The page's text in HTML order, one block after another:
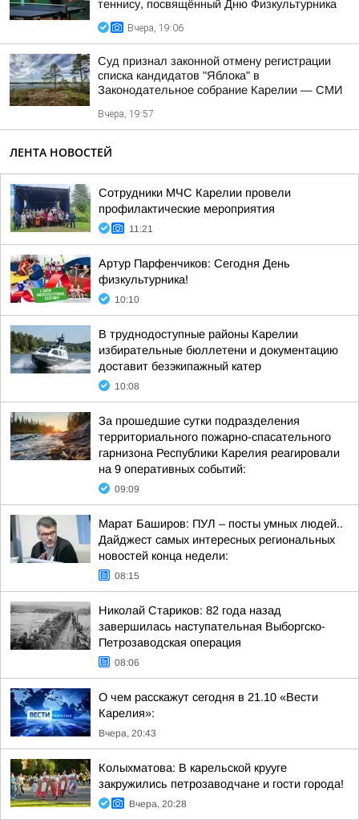
теннису, посвящённый Дню Физкультурника
Вчера, 19:06
Суд признал законной отмену регистрации
списка кандидатов "Яблока" в
Законодательное собрание Карелии — СМИ
Вчера, 19:57
ЛЕНТА НОВОСТЕЙ
Сотрудники МЧС Карелии провели
профилактические мероприятия
11:21
Артур Парфенчиков: Сегодня День
физкультурника!
10:10
В труднодоступные районы Карелии
избирательные бюллетени и документацию
доставит безэкипажный катер
10:08
За прошедшие сутки подразделения
территориального пожарно-спасательного
гарнизона Республики Карелия реагировали
на 9 оперативных событий:
09:09
Марат Баширов: ПУЛ – посты умных людей..
Дайджест самых интересных региональных
новостей конца недели:
08:15
Николай Стариков: 82 года назад
завершилась наступательная Выборгско-
Петрозаводская операция
08:06
О чем расскажут сегодня в 21.10 «Вести
Карелия»:
Вчера, 20:43
Колыхматова: В карельской крууге
закружились петрозаводчане и гости города!
Вчера, 20:28